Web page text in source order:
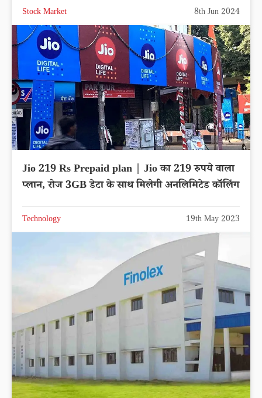
Stock Market 8th Jun 2024
Jio 219 Rs Prepaid plan | Jio का 219 रुपये वाला
प्लान, रोज 3GB डेटा के साथ मिलेगी अनलिमिटेड कॉलिंग
Technology 19th May 2023